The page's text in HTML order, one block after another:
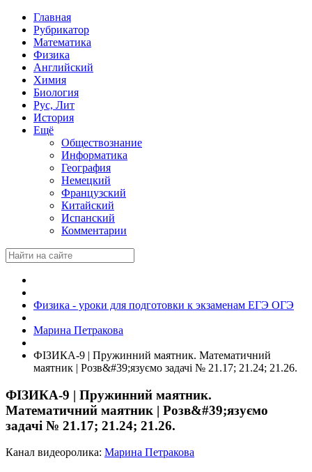
Главная
Рубрикатор
Математика
Физика
Английский
Химия
Биология
Рус, Лит
История
Ещё
Обществознание
Информатика
География
Немецкий
Французский
Китайский
Испанский
Комментарии
Физика - уроки для подготовки к экзаменам ЕГЭ ОГЭ
Марина Петракова
ФІЗИКА-9 | Пружинний маятник. Математичний
маятник | Розв&#39;язуємо задачі № 21.17; 21.24; 21.26.
ФІЗИКА-9 | Пружинний маятник.
Математичний маятник | Розв&#39;язуємо
задачі № 21.17; 21.24; 21.26.
Канал видеоролика: Марина Петракова